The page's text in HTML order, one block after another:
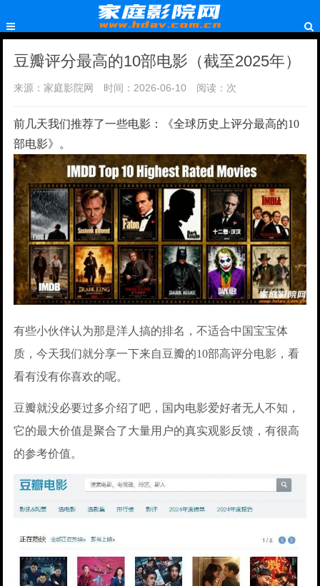
豆瓣评分最高的10部电影（截至2025年）
来源：家庭影院网 时间：2026-06-10 阅读： 次
前几天我们推荐了一些电影：《全球历史上评分最高的10
部电影》。
有些小伙伴认为那是洋人搞的排名，不适合中国宝宝体
质，今天我们就分享一下来自豆瓣的10部高评分电影，看
看有没有你喜欢的呢。
豆瓣就没必要过多介绍了吧，国内电影爱好者无人不知，
它的最大价值是聚合了大量用户的真实观影反馈，有很高
的参考价值。